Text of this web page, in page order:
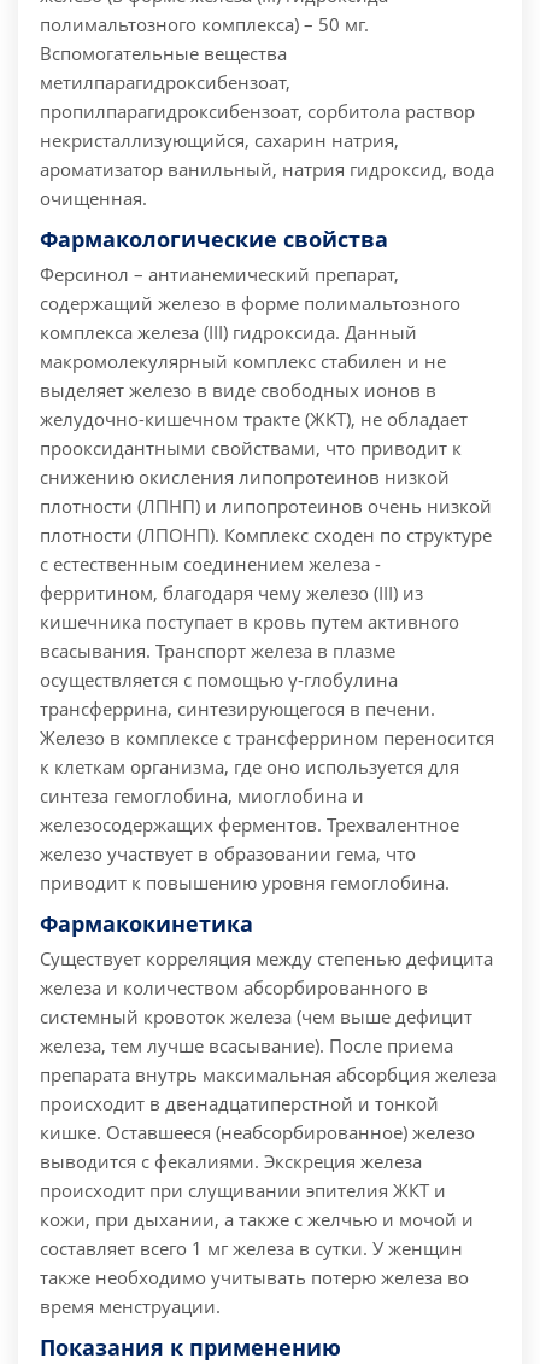
полимальтозного комплекса) – 50 мг.
Вспомогательные вещества
метилпарагидроксибензоат,
пропилпарагидроксибензоат, сорбитола раствор
некристаллизующийся, сахарин натрия,
ароматизатор ванильный, натрия гидроксид, вода
очищенная.
Фармакологические свойства
Ферсинол – антианемический препарат,
содержащий железо в форме полимальтозного
комплекса железа (III) гидроксида. Данный
макромолекулярный комплекс стабилен и не
выделяет железо в виде свободных ионов в
желудочно-кишечном тракте (ЖКТ), не обладает
прооксидантными свойствами, что приводит к
снижению окисления липопротеинов низкой
плотности (ЛПНП) и липопротеинов очень низкой
плотности (ЛПОНП). Комплекс сходен по структуре
с естественным соединением железа -
ферритином, благодаря чему железо (III) из
кишечника поступает в кровь путем активного
всасывания. Транспорт железа в плазме
осуществляется с помощью γ-глобулина
трансферрина, синтезирующегося в печени.
Железо в комплексе с трансферрином переносится
к клеткам организма, где оно используется для
синтеза гемоглобина, миоглобина и
железосодержащих ферментов. Трехвалентное
железо участвует в образовании гема, что
приводит к повышению уровня гемоглобина.
Фармакокинетика
Существует корреляция между степенью дефицита
железа и количеством абсорбированного в
системный кровоток железа (чем выше дефицит
железа, тем лучше всасывание). После приема
препарата внутрь максимальная абсорбция железа
происходит в двенадцатиперстной и тонкой
кишке. Оставшееся (неабсорбированное) железо
выводится с фекалиями. Экскреция железа
происходит при слущивании эпителия ЖКТ и
кожи, при дыхании, а также с желчью и мочой и
составляет всего 1 мг железа в сутки. У женщин
также необходимо учитывать потерю железа во
время менструации.
Показания к применению